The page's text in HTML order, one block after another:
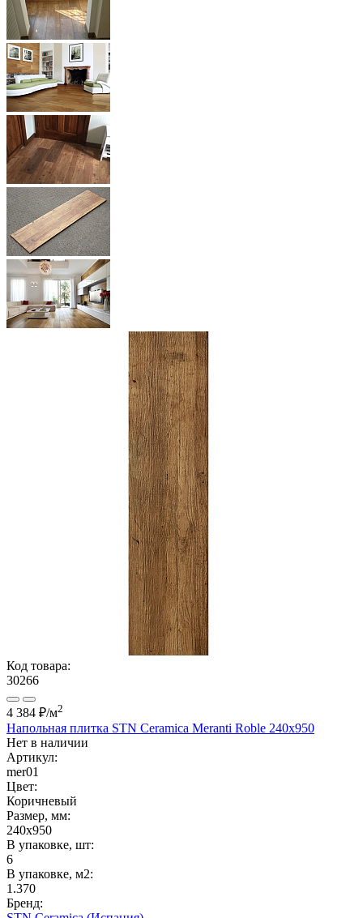
Код товара:
30266
4 384 ₽/м2
Напольная плитка STN Ceramica Meranti Roble 240x950
Нет в наличии
Артикул:
mer01
Цвет:
Коричневый
Размер, мм:
240x950
В упаковке, шт:
6
В упаковке, м2:
1.370
Бренд: